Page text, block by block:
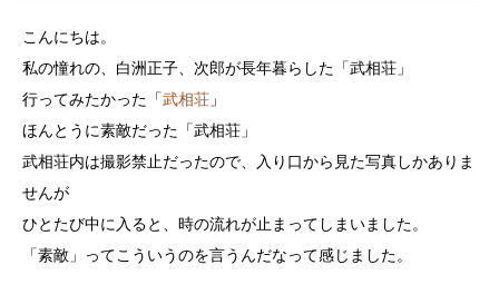
こんにちは。
私の憧れの、白洲正子、次郎が長年暮らした「武相荘」
行ってみたかった「 武相荘 」
ほんとうに素敵だった「武相荘」
武相荘内は撮影禁止だったので、入り口から見た写真しかありま
せんが
ひとたび中に入ると、時の流れが止まってしまいました。
「素敵」ってこういうのを言うんだなって感じました。